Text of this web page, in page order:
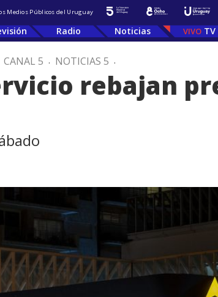
Medios Públicos del Uruguay
Radio Noticias TV
CANAL 5 . NOTICIAS 5 .
rebajan